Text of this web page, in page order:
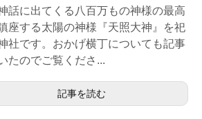
話に出てくる八百万もの神様の最高
座する太陽の神様『天照大神』を祀
社です。おかげ横丁についても記事
たのでご覧くださ...
記事を読む